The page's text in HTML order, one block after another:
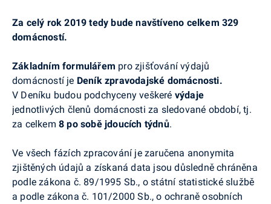
Za celý rok 2019 tedy bude navštíveno celkem 329
domácností.
Základním formulářem pro zjišťování výdajů
domácností je Deník zpravodajské domácnosti.
V Deníku budou podchyceny veškeré výdaje
jednotlivých členů domácnosti za sledované období, tj.
za celkem 8 po sobě jdoucích týdnů.
Ve všech fázích zpracování je zaručena anonymita
zjištěných údajů a získaná data jsou důsledně chráněna
podle zákona č. 89/1995 Sb., o státní statistické službě
a podle zákona č. 101/2000 Sb., o ochraně osobních